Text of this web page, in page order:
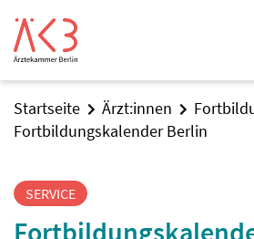
Startseite Ärzt:innen
Fortbildungskalender Berlin
SERVICE